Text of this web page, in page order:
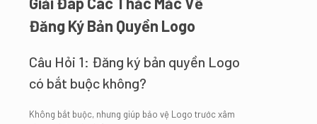
Đăng Ký Bản Quyền Logo
Câu Hỏi 1: Đăng ký bản quyền Logo
có bắt buộc không?
Không bắt buộc, nhưng giúp bảo vệ Logo trước xâm